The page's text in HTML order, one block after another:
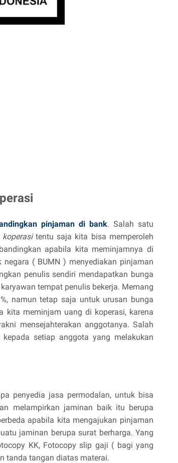
pinjaman di bank. Salah satu
tentu saja kita bisa memperoleh
apabila kita meminjamnya di
( BUMN ) menyediakan pinjaman
penulis sendiri mendapatkan bunga
tempat penulis bekerja. Memang
namun tetap saja untuk urusan bunga
kita meminjam uang di koperasi, karena
mensejahterakan anggotanya. Salah
setiap anggota yang melakukan
penyedia jasa permodalan, untuk bisa
melampirkan jaminan baik itu berupa
apabila kita mengajukan pinjaman
jaminan berupa surat berharga. Yang
KK, Fotocopy slip gaji ( bagi yang
tanda tangan diatas materai.